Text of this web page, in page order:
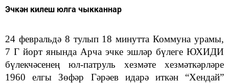
Эчкән килеш юлга чыкканнар
24 февральдә 8 тулып 18 минутта Коммуна урамы,
7 Г йорт янында Арча эчке эшләр бүлеге ЮХИДИ
бүлекчәсенең юл-патруль хезмәте хезмәткәрләре
1960 елгы Зөфәр Гәрәев идарә иткән “Хендай”